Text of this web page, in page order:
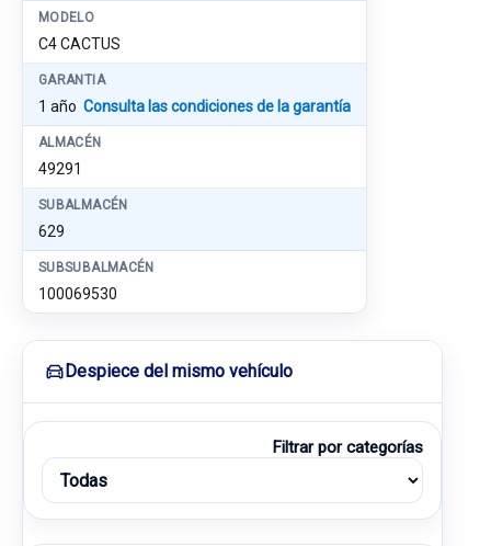
MODELO
C4 CACTUS
GARANTIA
1 año Consulta las condiciones de la garantía
ALMACÉN
49291
SUBALMACÉN
629
SUBSUBALMACÉN
100069530
Despiece del mismo vehículo
Filtrar por categorías